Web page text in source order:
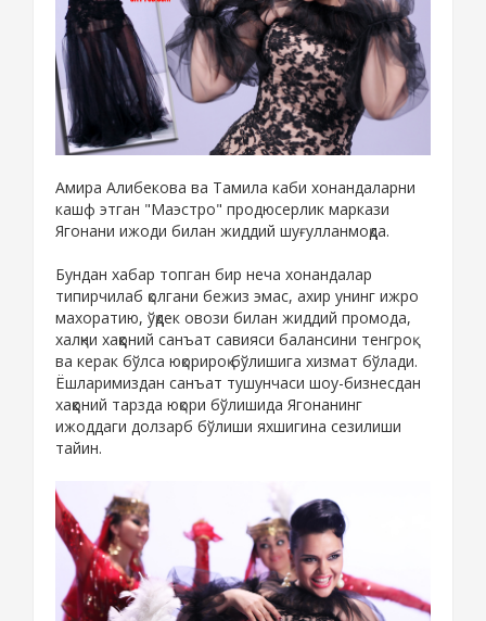
Амира Алибекова ва Тамила каби хонандаларни
кашф этган "Маэстро" продюсерлик маркази
Ягонани ижоди билан жиддий шуғулланмоқда.
Бундан хабар топган бир неча хонандалар
типирчилаб қолгани бежиз эмас, ахир унинг ижро
махоратию, ўқдек овози билан жиддий промода,
халқни хаққоний санъат савияси балансини тенгроқ
ва керак бўлса юқорироқ бўлишига хизмат бўлади.
Ёшларимиздан санъат тушунчаси шоу-бизнесдан
хаққоний тарзда юқори бўлишида Ягонанинг
ижоддаги долзарб бўлиши яхшигина сезилиши
тайин.